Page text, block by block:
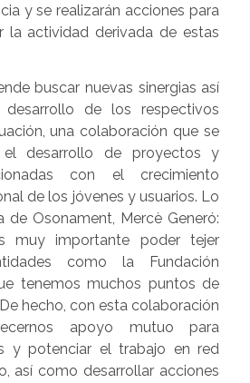
y se realizarán acciones para
la actividad derivada de estas
buscar nuevas sinergias así
de los respectivos
una colaboración que se
desarrollo de proyectos y
con el crecimiento
de los jóvenes y usuarios. Lo
de Osonament, Mercè Generó:
muy importante poder tejer
como la Fundación
tenemos muchos puntos de
hecho, con esta colaboración
apoyo mutuo para
y potenciar el trabajo en red
así como desarrollar acciones